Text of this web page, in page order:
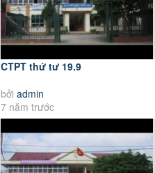
CTPT thứ tư 19.9
bởi admin
7 năm trước